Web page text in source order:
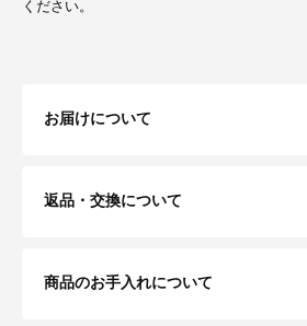
ください。
お届けについて
返品・交換について
商品のお手入れについて